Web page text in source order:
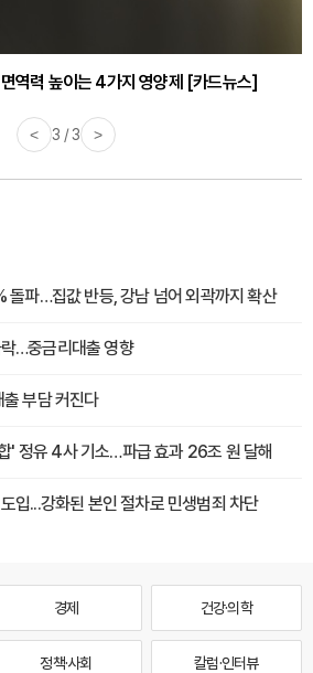
면역력 높이는 4가지 영양제 [카드뉴스]
< 3 / 3 >
돌파…집값 반등, 강남 넘어 외곽까지 확산
…중금리대출 영향
부담 커진다
' 정유 4사 기소…파급 효과 26조 원 달해
입...강화된 본인 절차로 민생범죄 차단
경제 건강·의학
정책·사회 칼럼·인터뷰